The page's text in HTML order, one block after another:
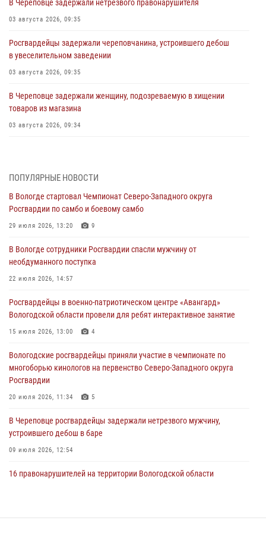
В Череповце задержали нетрезвого правонарушителя
03 августа 2026, 09:35
Росгвардейцы задержали череповчанина, устроившего дебош
в увеселительном заведении
03 августа 2026, 09:35
В Череповце задержали женщину, подозреваемую в хищении
товаров из магазина
03 августа 2026, 09:34
самбо
ЗА МИНУВШУЮ НЕДЕЛЮ СОТРУДНИКАМИ ВНЕВЕДОМСТВЕННОЙ
ОХРАНЫ РОСГВАРДИИ В ВОЛОГОДСКОЙ ОБЛАСТИ ЗАДЕРЖАНО 23
02 августа 2026, 10:37
Росгвардейцы в г. Соколе задержали несовершеннолетнего
31 июля 2026, 06:43
В Вологде стартовал Чемпионат Северо-Западного округа
29 июля 2026, 13:20
ПОПУЛЯРНЫЕ НОВОСТИ
В Вологде стартовал Чемпионат Северо-Западного округа
Росгвардии по самбо и боевому самбо
29 июля 2026, 13:20 9
В Вологде сотрудники Росгвардии спасли мужчину от
необдуманного поступка
22 июля 2026, 14:57
Росгвардейцы в военно-патриотическом центре «Авангард»
Вологодской области провели для ребят интерактивное занятие
15 июля 2026, 13:00 4
Вологодские росгвардейцы приняли участие в чемпионате по
многоборью кинологов на первенство Северо-Западного округа
Росгвардии
20 июля 2026, 11:34 5
В Череповце росгвардейцы задержали нетрезвого мужчину,
устроившего дебош в баре
09 июля 2026, 12:54
16 правонарушителей на территории Вологодской области